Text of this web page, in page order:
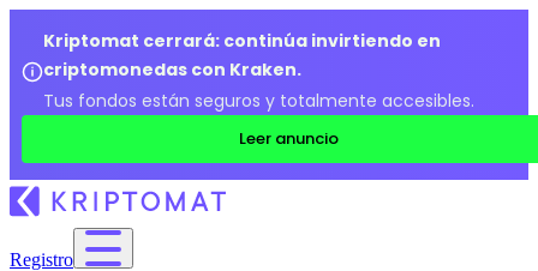
Kriptomat cerrará: continúa invirtiendo en
criptomonedas con Kraken.
Tus fondos están seguros y totalmente accesibles.
Leer anuncio
Registro